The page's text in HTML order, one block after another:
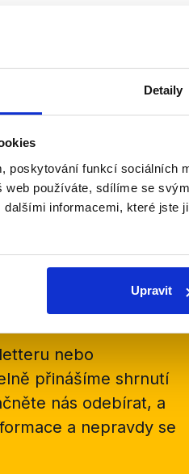
Detaily
poskytování funkcí sociálních
web používáte, sdílíme se
informacemi, které jste
Upravit
téměř
přispěl i
Číst dál
nebo
přinášíme shrnutí
nás odebírat, a
a nepravdy se